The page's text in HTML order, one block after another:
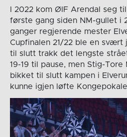
I 2022 kom ØIF Arendal seg
første gang siden NM-gullet i
ganger regjerende mester
Cupfinalen 21/22 ble en svært
til slutt trakk det lengste
19-19 til pause, men Stig-Tore
bikket til slutt kampen i
kunne igjen løfte